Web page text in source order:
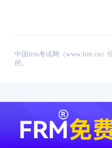
中国frm考试网（www.frm.cn）
的。